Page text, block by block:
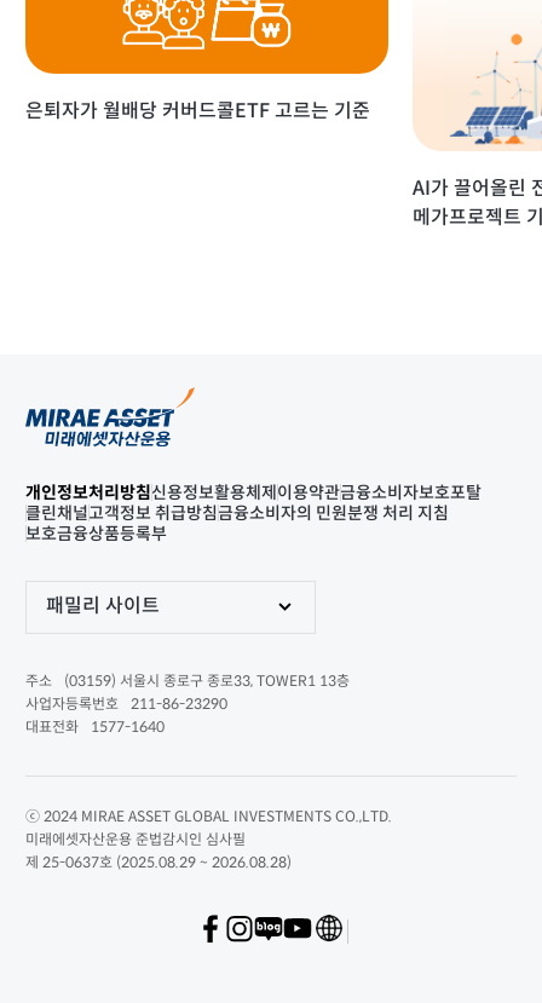
은퇴자가 월배당 커버드콜ETF 고르는 기준
AI가 끌어올린
메가프로젝트
개인정보처리방침신용정보활용체제 이용약관금융소비자보호포탈
클린채널고객정보 취급방침금융소비자의 민원분쟁 처리 지침
보호금융상품등록부
패밀리 사이트
주소
(03159) 서울시 종로구 종로33, TOWER1 13층
사업자등록번호
211-86-23290
대표전화
1577-1640
ⓒ 2024 MIRAE ASSET GLOBAL INVESTMENTS CO.,LTD.
미래에셋자산운용 준법감시인 심사필
제 25-0637호 (2025.08.29 ~ 2026.08.28)